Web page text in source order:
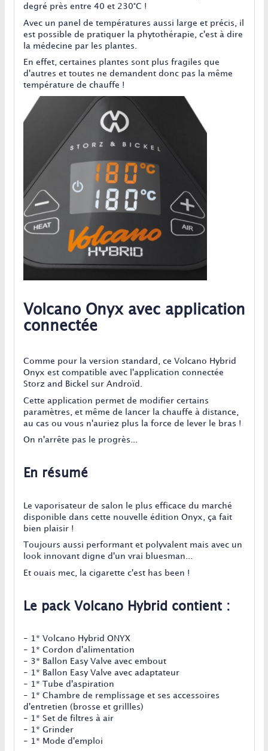
degré près entre 40 et 230°C !
Avec un panel de températures aussi large et précis, il
est possible de pratiquer la phytothérapie, c'est à dire
la médecine par les plantes.
En effet, certaines plantes sont plus fragiles que
d'autres et toutes ne demandent donc pas la même
température de chauffe !
Volcano Onyx avec application
connectée
Comme pour la version standard, ce Volcano Hybrid
Onyx est compatible avec l'application connectée
Storz and Bickel sur Androïd.
Cette application permet de modifier certains
paramètres, et même de lancer la chauffe à distance,
au cas ou vous n'auriez plus la force de lever le bras !
On n'arrête pas le progrès...
En résumé
Le vaporisateur de salon le plus efficace du marché
disponible dans cette nouvelle édition Onyx, ça fait
bien plaisir !
Toujours aussi performant et polyvalent mais avec un
look innovant digne d'un vrai bluesman...
Et ouais mec, la cigarette c'est has been !
Le pack Volcano Hybrid contient :
- 1* Volcano Hybrid ONYX
- 1* Cordon d'alimentation
- 3* Ballon Easy Valve avec embout
- 1* Ballon Easy Valve avec adaptateur
- 1* Tube d'aspiration
- 1* Chambre de remplissage et ses accessoires
d'entretien (brosse et grillles)
- 1* Set de filtres à air
- 1* Grinder
- 1* Mode d'emploi